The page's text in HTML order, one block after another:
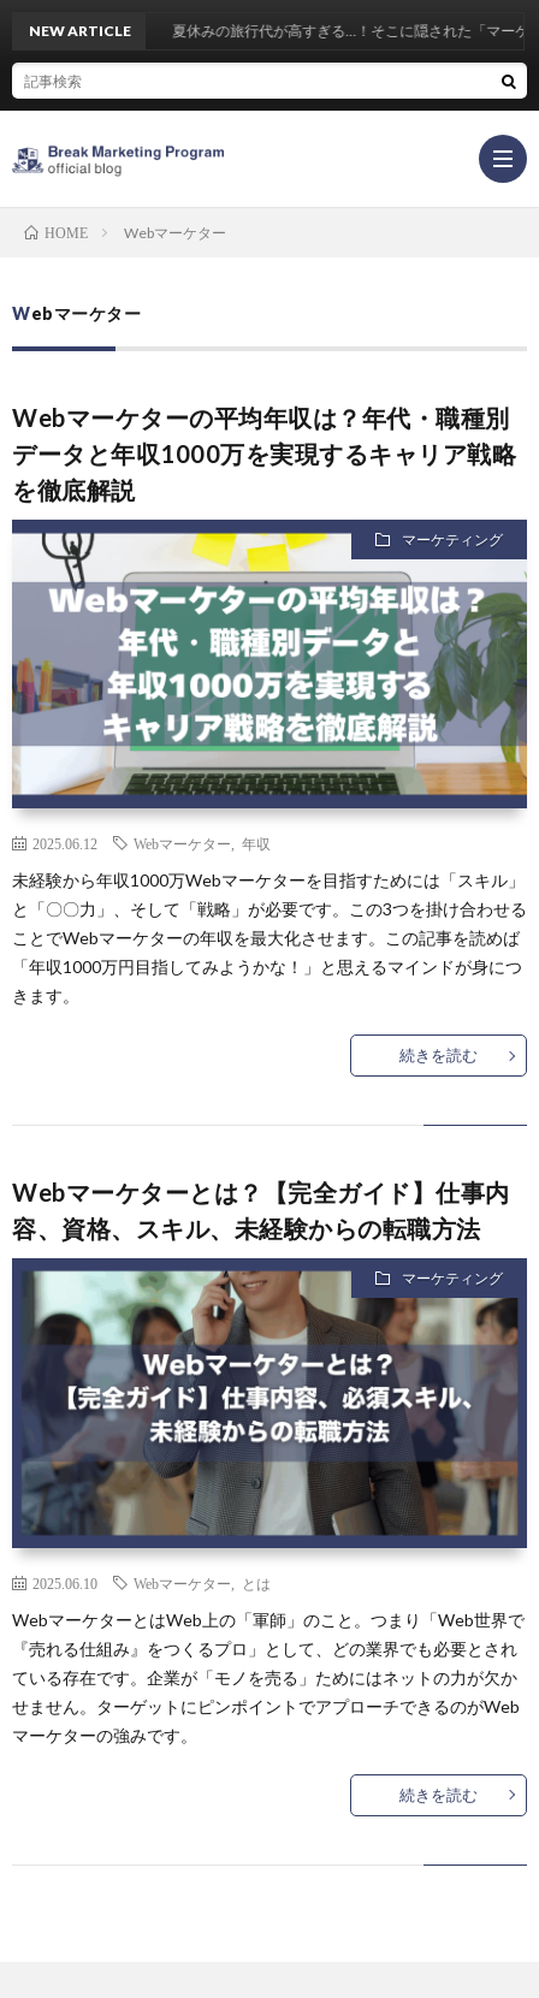
NEW ARTICLE 夏休みの旅行代が高すぎる…！そこに隠された「マーケテ
HOME Webマーケター
Webマーケター
Webマーケターの平均年収は？年代・職種別
データと年収1000万を実現するキャリア戦略
を徹底解説
マーケティング
2025.06.12 Webマーケター 年収
未経験から年収1000万Webマーケターを目指すためには「スキル」
と「〇〇力」、そして「戦略」が必要です。この3つを掛け合わせる
ことでWebマーケターの年収を最大化させます。この記事を読めば
「年収1000万円目指してみようかな！」と思えるマインドが身につ
きます。
続きを読む
Webマーケターとは？【完全ガイド】仕事内
容、資格、スキル、未経験からの転職方法
マーケティング
2025.06.10 Webマーケター とは
WebマーケターとはWeb上の「軍師」のこと。つまり「Web世界で
『売れる仕組み』をつくるプロ」として、どの業界でも必要とされ
ている存在です。企業が「モノを売る」ためにはネットの力が欠か
せません。ターゲットにピンポイントでアプローチできるのがWeb
マーケターの強みです。
続きを読む